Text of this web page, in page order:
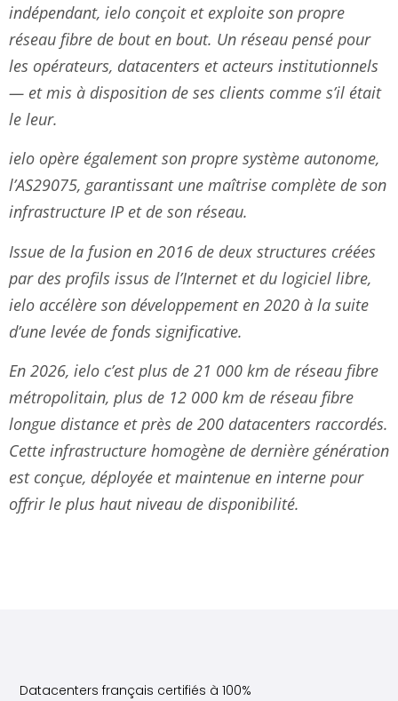
indépendant, ielo conçoit et exploite son propre
réseau fibre de bout en bout. Un réseau pensé pour
les opérateurs, datacenters et acteurs institutionnels
— et mis à disposition de ses clients comme s’il était
le leur.
ielo opère également son propre système autonome,
l’AS29075, garantissant une maîtrise complète de son
infrastructure IP et de son réseau.
Issue de la fusion en 2016 de deux structures créées
par des profils issus de l’Internet et du logiciel libre,
ielo accélère son développement en 2020 à la suite
d’une levée de fonds significative.
En 2026, ielo c’est plus de 21 000 km de réseau fibre
métropolitain, plus de 12 000 km de réseau fibre
longue distance et près de 200 datacenters raccordés.
Cette infrastructure homogène de dernière génération
est conçue, déployée et maintenue en interne pour
offrir le plus haut niveau de disponibilité.
Datacenters français certifiés à 100%